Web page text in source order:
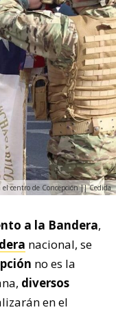
el centro de Concepción || Cedida
a la Bandera,
nacional, se
no es la
diversos
en el